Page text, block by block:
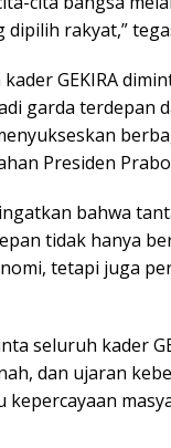
rakyat,”
GEKIRA
garda terdepan
Presiden
bahwa
tidak hanya
tetapi juga
seluruh kader
dan ujaran
kepercayaan